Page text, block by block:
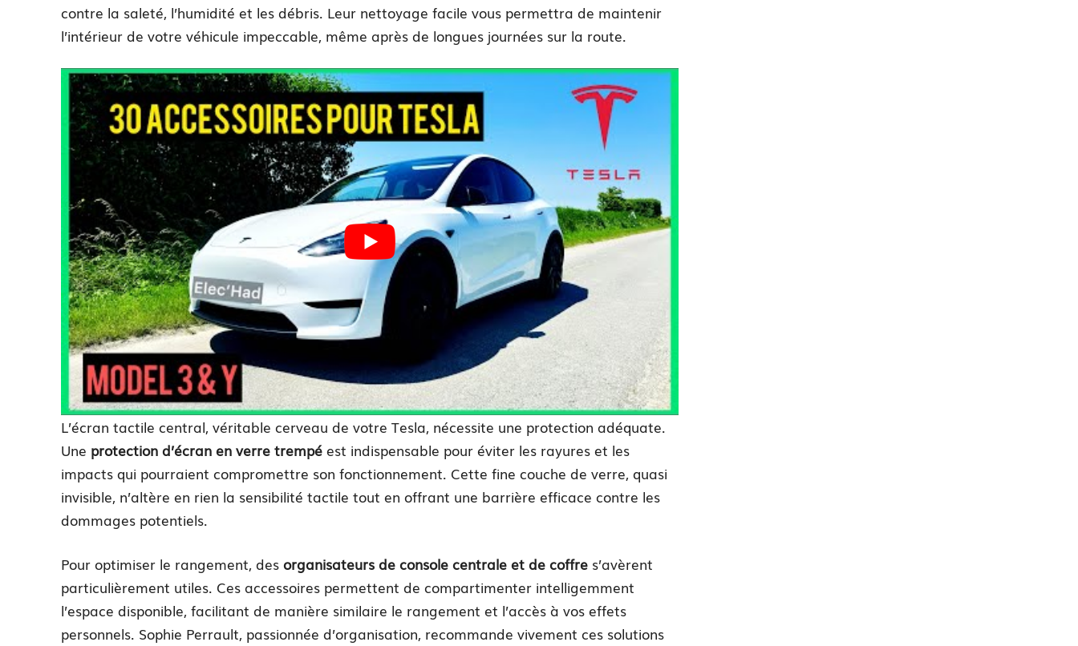
contre la saleté, l’humidité et les débris. Leur nettoyage facile vous permettra de maintenir
l’intérieur de votre véhicule impeccable, même après de longues journées sur la route.
L’écran tactile central, véritable cerveau de votre Tesla, nécessite une protection adéquate.
Une protection d’écran en verre trempé est indispensable pour éviter les rayures et les
impacts qui pourraient compromettre son fonctionnement. Cette fine couche de verre, quasi
invisible, n’altère en rien la sensibilité tactile tout en offrant une barrière efficace contre les
dommages potentiels.
Pour optimiser le rangement, des organisateurs de console centrale et de coffre s’avèrent
particulièrement utiles. Ces accessoires permettent de compartimenter intelligemment
l’espace disponible, facilitant de manière similaire le rangement et l’accès à vos effets
personnels. Sophie Perrault, passionnée d’organisation, recommande vivement ces solutions